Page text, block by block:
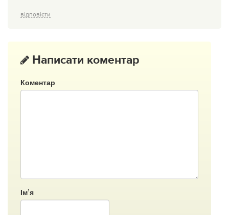
відповісти
Написати коментар
Коментар
Ім’я